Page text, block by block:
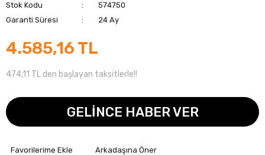
Stok Kodu
574750
Garanti Süresi
24 Ay
4.585,16 TL
474,11 TL den başlayan taksitlerle!!
GELİNCE HABER VER
Arkadaşına Öner